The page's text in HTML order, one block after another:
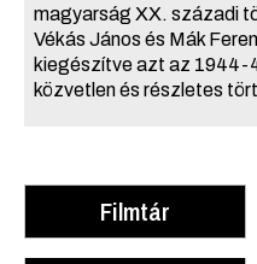
Filmtár
magyarság XX. századi
Vékás János és Mák
kiegészítve azt az 1944-
közvetlen és részletes